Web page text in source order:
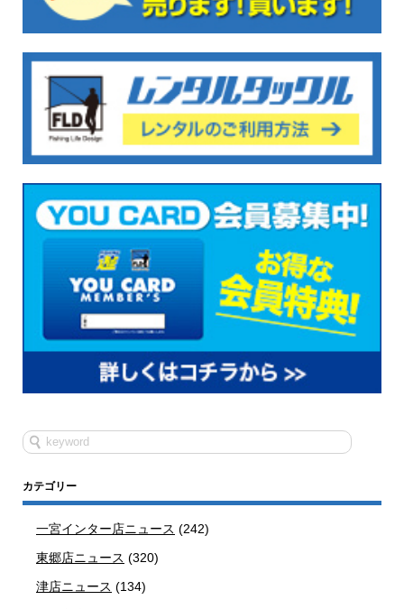
カテゴリー
一宮インター店ニュース (242)
東郷店ニュース (320)
津店ニュース (134)